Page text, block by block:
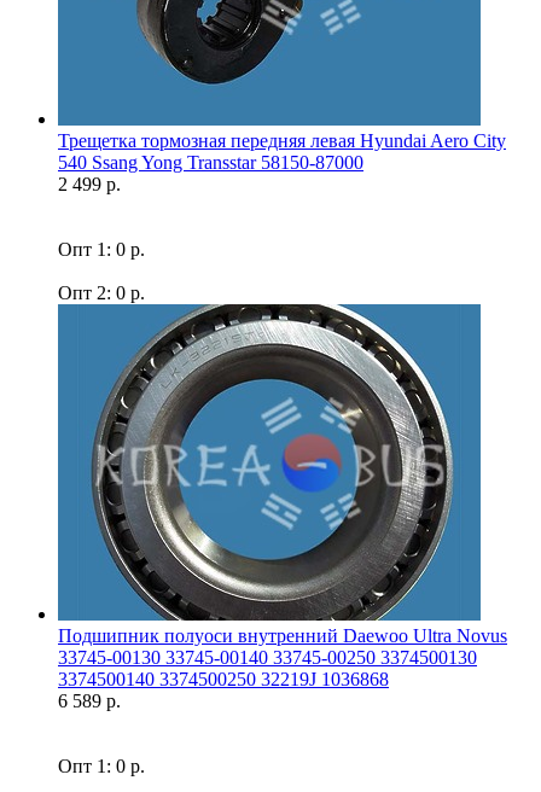
Трещетка тормозная передняя левая Hyundai Aero City
540 Ssang Yong Transstar 58150-87000
2 499 р.
Опт 1: 0 р.
Опт 2: 0 р.
Подшипник полуоси внутренний Daewoo Ultra Novus
33745-00130 33745-00140 33745-00250 3374500130
3374500140 3374500250 32219J 1036868
6 589 р.
Опт 1: 0 р.